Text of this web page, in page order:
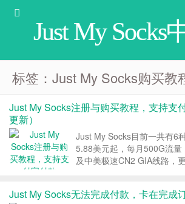
Just My Socks
标签：Just My Socks购买教
Just My Socks注册与购买教程，支持支
更新）
Just My Socks目前一共有6
5.88美元起，每月500G流
及中美极速CN2 GIA线路，
Socks...
Just My Socks无法完成付款，卡在完成